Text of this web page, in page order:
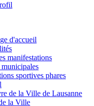
manifestations
sportives phares
de la Ville de Lausanne
la Ville